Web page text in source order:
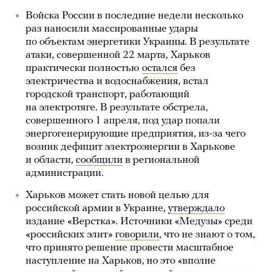
Войска России в последние недели несколько
раз наносили массированные удары
по объектам энергетики Украины. В результате
атаки, совершенной 22 марта, Харьков
практически полностью остался без
электричества и водоснабжения, встал
городской транспорт, работающий
на электротяге. В результате обстрела,
совершенного 1 апреля, под удар попали
энергогенерирующие предприятия, из-за чего
возник дефицит электроэнергии в Харькове
и области, сообщили в региональной
администрации.
Харьков может стать новой целью для
российской армии в Украине, утверждало
издание «Верстка». Источники «Медузы» среди
«российских элит» говорили, что не знают о том,
что принято решение провести масштабное
наступление на Харьков, но это «вполне